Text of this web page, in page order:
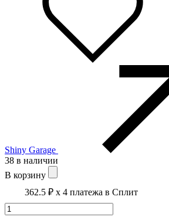
Shiny Garage
38 в наличии
В корзину
362.5 ₽x 4 платежа в Сплит